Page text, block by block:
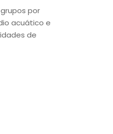
por
acuático e
de